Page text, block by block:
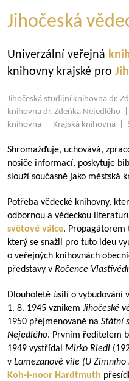
Jihočeská
Univerzální veřejná
knihovny krajské pro
Jihočeská studijní knihovna dr.
knihovna dr. Zdeňka
knihovna | Krajská knihovna |
Shromažďuje, uchovává,
nosiče informací, poskytuje
slouží současně jako městská
Potřeba vědecké knihovny,
odbornou a vědeckou
světové válce. Propagátorem
který se snažil pro tuto ideu
o veřejných knihovnách
představy v Ročence
Dlouholeté úsilí o vybudování
1. 8. 1945 vznikem Jihočeské
1950 přejmenované na Státní
Nejedlého. Prvním ředitelem
1949 vystřídal Mirko Riedl (
v Lamezanově vile (U Zimního
Koh-i-noor Hardtmuth